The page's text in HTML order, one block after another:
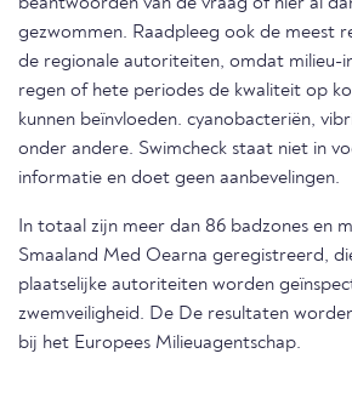
beantwoorden van de vraag of hier al
gezwommen. Raadpleeg ook de meest
de regionale autoriteiten, omdat milieu-
regen of hete periodes de kwaliteit op
kunnen beïnvloeden. cyanobacteriën,
onder andere. Swimcheck staat niet in
informatie en doet geen aanbevelingen.
In totaal zijn meer dan 86 badzones en
Smaaland Med Oearna geregistreerd,
plaatselijke autoriteiten worden
zwemveiligheid. De De resultaten
bij het Europees Milieuagentschap.